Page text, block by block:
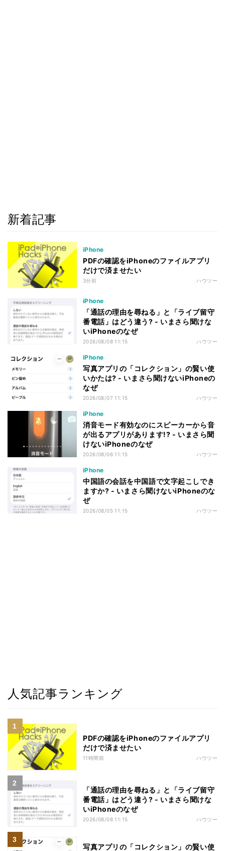
新着記事
iPhone
PDFの確認をiPhoneのファイルアプリ
だけで済ませたい
3分前 ハウツー
iPhone
「通話の理由を尋ねる」と「ライブ留守
番電話」はどう違う? - いまさら聞けな
いiPhoneのなぜ
2026/08/08 11:15 ハウツー
iPhone
写真アプリの「コレクション」の賢い使
いかたは? - いまさら聞けないiPhoneの
なぜ
2026/08/07 11:15 ハウツー
iPhone
消音モード有効なのにスピーカーから音
が出るアプリがあります!? - いまさら聞
けないiPhoneのなぜ
2026/08/06 11:15 ハウツー
iPhone
中国語の会話を中国語で文字起こしでき
ますか? - いまさら聞けないiPhoneのな
ぜ
2026/08/05 11:15 ハウツー
人気記事ランキング
PDFの確認をiPhoneのファイルアプリ
だけで済ませたい
11時間前 ハウツー
「通話の理由を尋ねる」と「ライブ留守
番電話」はどう違う? - いまさら聞けな
いiPhoneのなぜ
2026/08/08 11:15 ハウツー
写真アプリの「コレクション」の賢い使